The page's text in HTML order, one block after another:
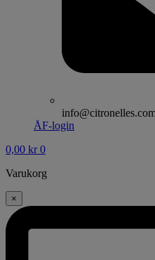
ÅF-login
0,00 kr 0
Varukorg
×